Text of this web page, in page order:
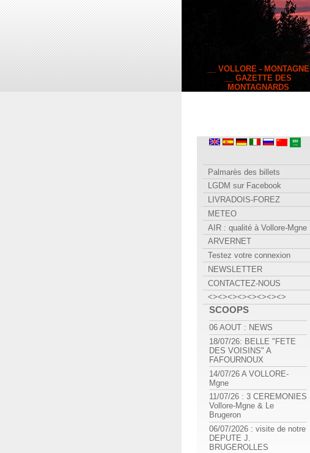
__ VOLLORE - MONTAGNE
__ GAZETTE DES
MONTAGNARDS
Palmarès des billets
LGDM sur Facebook
LIVRADOIS-FOREZ
METEO
AIR : qualité à Vollore-Mgne
ARVERNET
Testez votre connexion
NEWSLETTER
CONTACTEZ-NOUS
<><><><><><><><>
SCOOPS
06 AOUT : NEWS
18/07/26: BELLE "FETE
DES VOISINS" A
FAFOURNOUX
14/07/26 A VOLLORE-
Mgne
11/07/26 : 3 CEREMONIES
Vollore-Mgne & Le
Brugeron
06/07/2026 : visite de notre
DEPUTE J.
BRUGEROLLES